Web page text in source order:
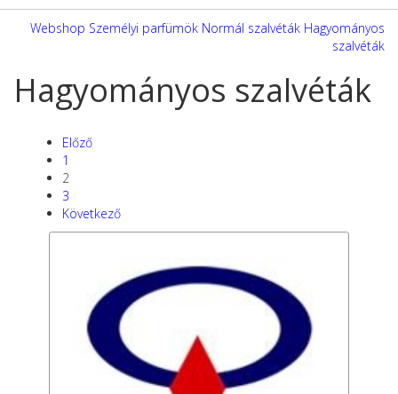
Webshop Személyi parfümök Normál szalvéták Hagyományos
szalvéták
Hagyományos szalvéták
Előző
1
2
3
Következő